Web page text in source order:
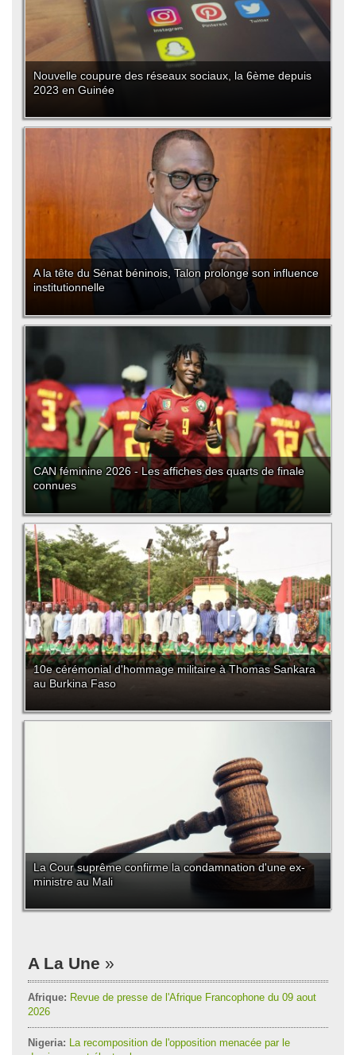
Nouvelle coupure des réseaux sociaux, la 6ème depuis
2023 en Guinée
A la tête du Sénat béninois, Talon prolonge son influence
institutionnelle
CAN féminine 2026 - Les affiches des quarts de finale
connues
10e cérémonial d'hommage militaire à Thomas Sankara
au Burkina Faso
La Cour suprême confirme la condamnation d'une ex-
ministre au Mali
A La Une
Afrique: Revue de presse de l'Afrique Francophone du 09 aout
2026
Nigeria: La recomposition de l'opposition menacée par le